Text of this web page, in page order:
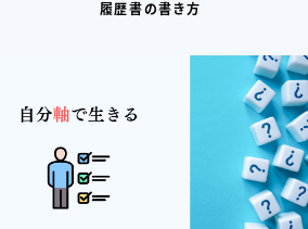
履歴書の書き方